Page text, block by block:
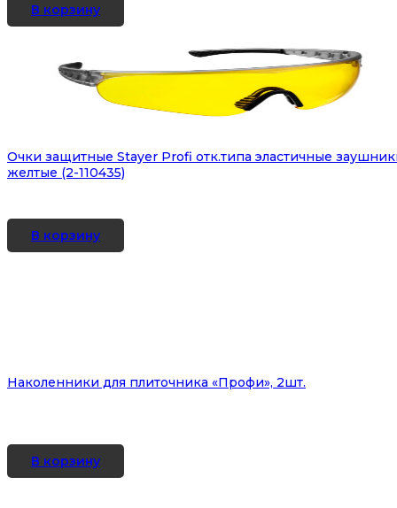
В корзину
Очки защитные Stayer Profi отк.типа эластичные
желтые (2-110435)
В корзину
Наколенники для плиточника «Профи», 2шт.
В корзину